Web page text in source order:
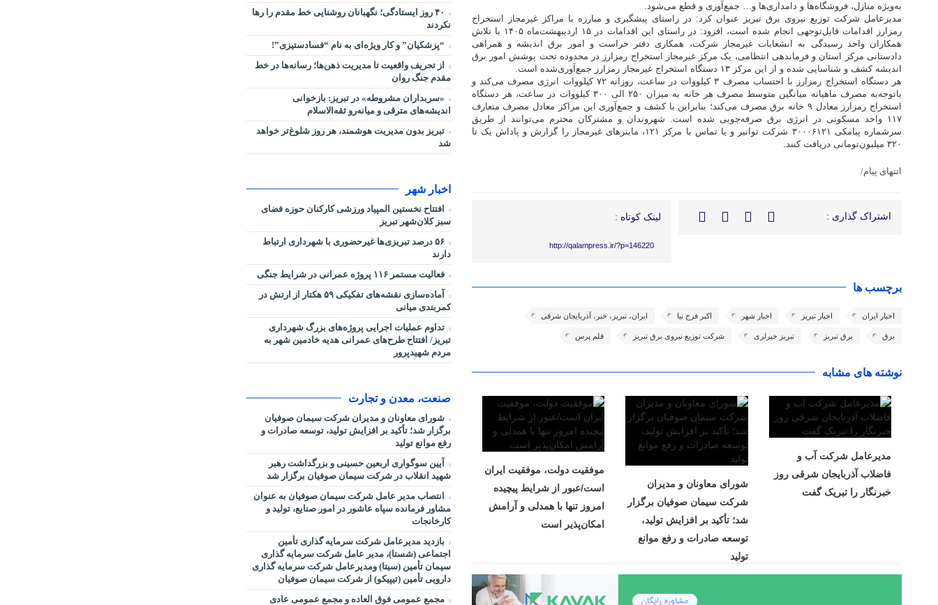
به‌ویژه منازل، فروشگاه‌ها و دامداری‌ها و… جمع‌آوری و قطع می‌شود.
مدیرعامل شرکت توزیع نیروی برق تبریز عنوان کرد: در راستای پیشگیری و مبارزه با مراکز غیرمجاز استخراج
رمزارز اقدامات قابل‌توجهی انجام شده است، افزود: در راستای این اقدامات در ۱۵ اردیبهشت‌ماه ۱۴۰۵ با تلاش
همکاران واحد رسیدگی به انشعابات غیرمجاز شرکت، همکاری دفتر حراست و امور برق اندیشه و همراهی
دادستانی مرکز استان و فرماندهی انتظامی، یک مرکز غیرمجاز استخراج رمزارز در محدوده تحت پوشش امور برق
اندیشه کشف و شناسایی شده و از این مرکز ۱۳ دستگاه استخراج غیرمجاز رمزارز جمع‌آوری‌شده است.
هر دستگاه استخراج رمزارز با احتساب مصرف ۳ کیلووات در ساعت، روزانه ۷۲ کیلووات انرژی مصرف می‌کند و
باتوجه‌به مصرف ماهیانه میانگین متوسط مصرف هر خانه به میزان ۲۵۰ الی ۳۰۰ کیلووات در ساعت، هر دستگاه
استخراج رمزارز معادل ۹ خانه برق مصرف می‌کند؛ بنابراین با کشف و جمع‌آوری این مراکز معادل مصرف متعارف
۱۱۷ واحد مسکونی در انرژی برق صرفه‌جویی شده است. شهروندان و مشترکان محترم می‌توانند از طریق
سرشماره پیامکی ۳۰۰۰۶۱۲۱ شرکت توانیر و یا تماس با مرکز ۱۲۱، ماینرهای غیرمجاز را گزارش و پاداش یک تا
۳۲۰ میلیون‌تومانی دریافت کنند.
انتهای پیام/
اشتراک گذاری : لینک کوتاه :
http://qalampress.ir/?p=146220
برچسب ها
اخبار ایران اخبار تبریز اخبار شهر اکبر فرج نیا ایران، تبریز، خبر، آذربایجان شرقی
برق برق تبریز تبریز خبرلری شرکت توزیع نیروی برق تبریز قلم پرس
نوشته های مشابه
مدیرعامل شرکت آب و
فاضلاب آذربایجان شرقی روز
خبرنگار را تبریک گفت
شورای معاونان و مدیران
شرکت سیمان صوفیان برگزار
شد؛ تأکید بر افزایش تولید،
توسعه صادرات و رفع موانع
تولید
موفقیت دولت، موفقیت ایران
است/عبور از شرایط پیچیده
امروز تنها با همدلی و آرامش
امکان‌پذیر است
۴۰ روز ایستادگی؛ نگهبانان روشنایی خط مقدم را رها
نکردند
“پزشکیان” و کار ویژه‌ای به نام “فسادستیزی”!
از تحریف واقعیت تا مدیریت ذهن‌ها؛ رسانه‌ها در خط
مقدم جنگ روان
«سربداران مشروطه» در تبریز: بازخوانی
اندیشه‌های مترقی و میانه‌رو ثقه‌الاسلام
تبریز بدون مدیریت هوشمند، هر روز شلوغ‌تر خواهد
شد
اخبار شهر
افتتاح نخستین المپیاد ورزشی کارکنان حوزه فضای
سبز کلان‌شهر تبریز
۵۶ درصد تبریزی‌ها غیرحضوری با شهرداری ارتباط
دارند
فعالیت مستمر ۱۱۶ پروژه عمرانی در شرایط جنگی
آماده‌سازی نقشه‌های تفکیکی ۵۹ هکتار از ارتش در
کمربندی میانی
تداوم عملیات اجرایی پروژه‌های بزرگ شهرداری
تبریز/ افتتاح طرح‌های عمرانی هدیه خادمین شهر به
مردم شهیدپرور
صنعت، معدن و تجارت
شورای معاونان و مدیران شرکت سیمان صوفیان
برگزار شد؛ تأکید بر افزایش تولید، توسعه صادرات و
رفع موانع تولید
آیین سوگواری اربعین حسینی و بزرگداشت رهبر
شهید انقلاب در شرکت سیمان صوفیان برگزار شد
انتصاب مدیر عامل شرکت سیمان صوفیان به عنوان
مشاور فرمانده سپاه عاشور در امور صنایع، تولید و
کارخانجات
بازدید مدیرعامل شرکت سرمایه گذاری تأمین
اجتماعی (شستا)، مدیر عامل شرکت سرمایه گذاری
سیمان تأمین (سیتا) ومدیرعامل شرکت سرمایه گذاری
دارویی تأمین (تیپیکو) از شرکت سیمان صوفیان
مجمع عمومی فوق العاده و مجمع عمومی عادی